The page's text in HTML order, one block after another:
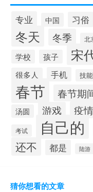
专业 中国 习俗
冬天 冬季 北
学校
孩子 宋
很多人 手机 技能
春节 春节期
汤圆 游戏 疫情
考试 自己的
还不 都是 陆游
猜你想看的文章